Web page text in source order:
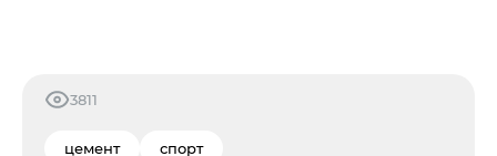
3811
цемент спорт